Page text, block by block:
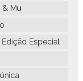
& Mu
Especial